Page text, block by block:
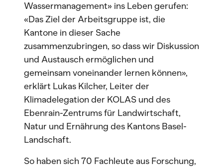
Wassermanagement» ins Leben gerufen:
«Das Ziel der Arbeitsgruppe ist, die
Kantone in dieser Sache
zusammenzubringen, so dass wir Diskussion
und Austausch ermöglichen und
gemeinsam voneinander lernen können»,
erklärt Lukas Kilcher, Leiter der
Klimadelegation der KOLAS und des
Ebenrain-Zentrums für Landwirtschaft,
Natur und Ernährung des Kantons Basel-
Landschaft.
So haben sich 70 Fachleute aus Forschung,